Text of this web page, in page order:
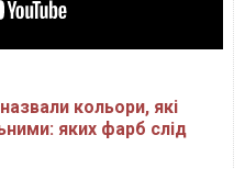
кольори, які
яких фарб слід